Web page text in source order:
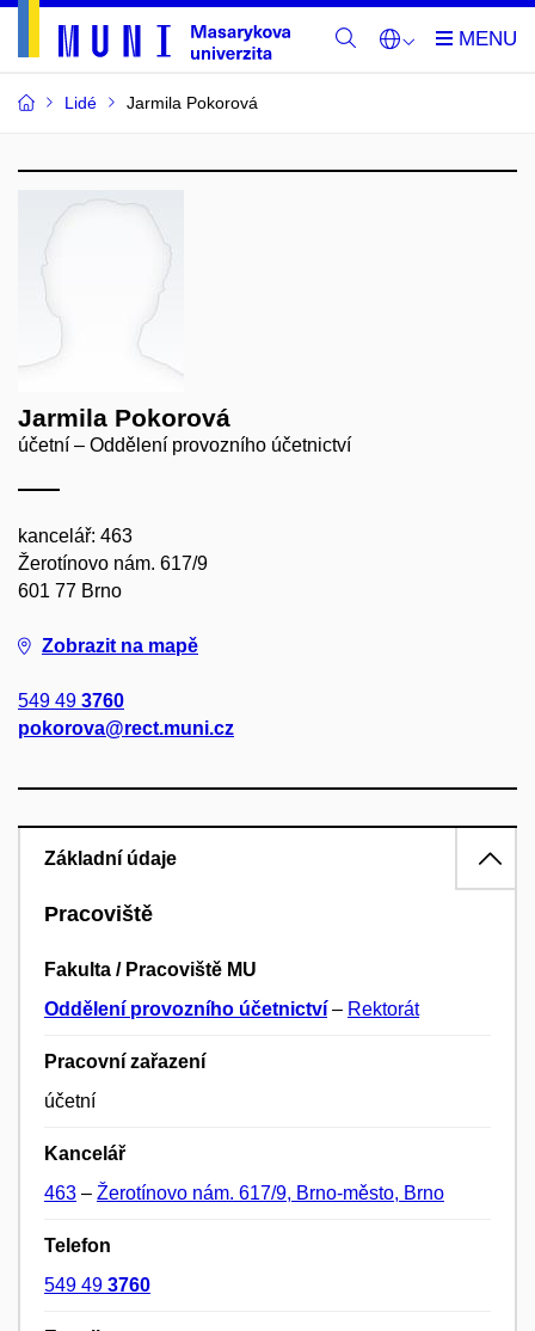
Lidé Jarmila Pokorová
Jarmila Pokorová
účetní – Oddělení provozního účetnictví
kancelář: 463
Žerotínovo nám. 617/9
601 77 Brno
Zobrazit na mapě
549 49 3760
pokorova@rect.muni.cz
Základní údaje
Pracoviště
Fakulta / Pracoviště MU
Oddělení provozního účetnictví – Rektorát
Pracovní zařazení
účetní
Kancelář
463 – Žerotínovo nám. 617/9, Brno-město, Brno
Telefon
549 49 3760